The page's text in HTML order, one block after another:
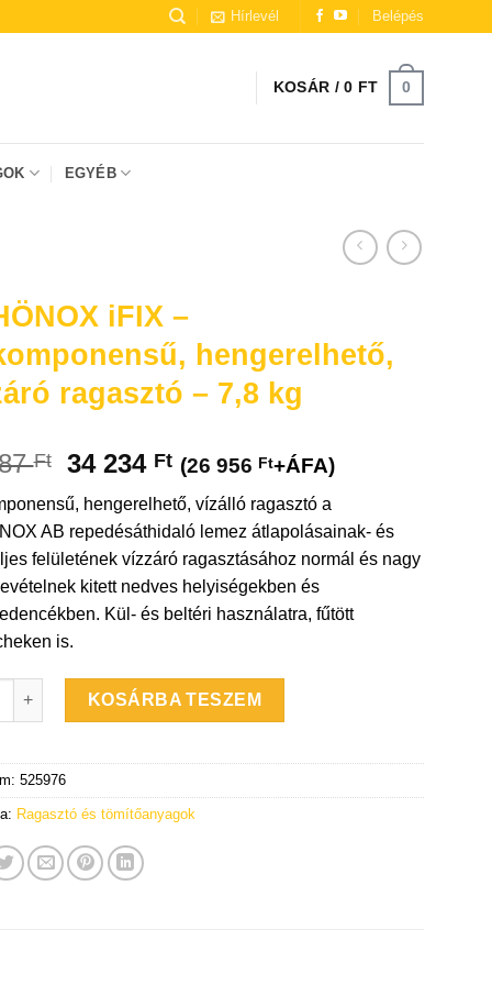
Hírlevél Belépés
KOSÁR /0 FT 0
EGYÉB
iFIX –
hengerelhető,
ragasztó – 7,8 kg
Ft
Original
price
was:
48
787 Ft.
34 234 FtCurrent
price
is:
34
234 Ft.
(26 956 Ft+ÁFA)
hengerelhető, vízálló ragasztó a
AB repedésáthidaló lemez átlapolásainak- és
felületének vízzáró ragasztásához normál és nagy
kitett nedves helyiségekben és
Kül- és beltéri használatra, fűtött
is.
iFIX - kétkomponensű, hengerelhető, vízzáró ragasztó - 7,8
KOSÁRBA TESZEM
525976
Ragasztó és tömítőanyagok